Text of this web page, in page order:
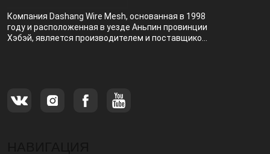
Компания Dashang Wire Mesh, основанная в 1998
году и расположенная в уезде Аньпин провинции
Хэбэй, является производителем и поставщиком,